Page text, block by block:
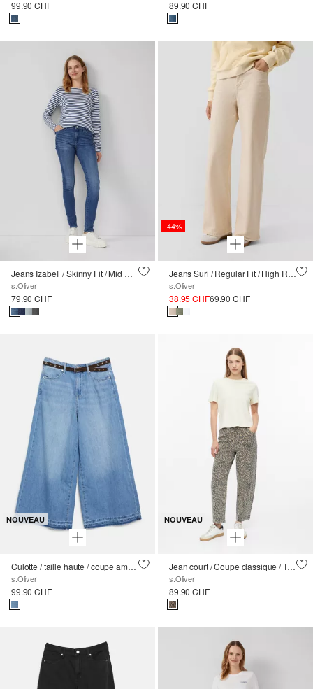
99.90 CHF 89.90 CHF
Jeans Izabell / Skinny Fit / Mid Rise / Skinny Leg
s.Oliver
79.90 CHF
-44%
Jeans Suri / Regular Fit / High Rise / Wide Leg
s.Oliver
38.95 CHF69.90 CHF
NOUVEAU
Culotte / taille haute / coupe ample / avec ceinture cloutée
s.Oliver
99.90 CHF
NOUVEAU
Jean court / Coupe classique / Taille haute / Jambe évasée
s.Oliver
89.90 CHF